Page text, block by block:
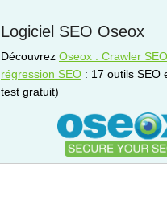
Logiciel SEO Oseox
Découvrez Oseox : Crawler
régression SEO : 17 outils SEO
test gratuit)